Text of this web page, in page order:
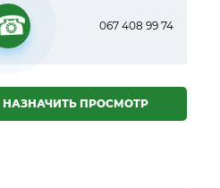
☎
067 408 99 74
НАЗНАЧИТЬ ПРОСМОТР